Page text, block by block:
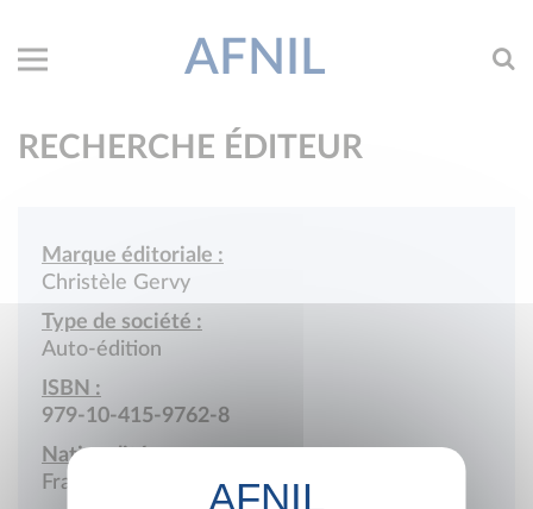
AFNIL
RECHERCHE ÉDITEUR
Marque éditoriale :
Christèle Gervy
Type de société :
Auto-édition
ISBN :
979-10-415-9762-8
Nationalité :
France